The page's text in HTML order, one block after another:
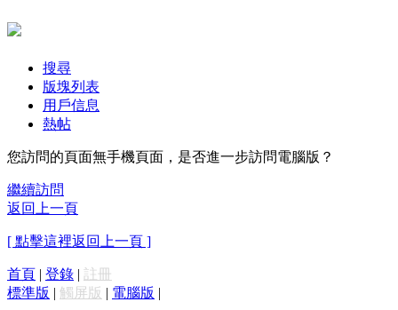
搜尋
版塊列表
用戶信息
熱帖
您訪問的頁面無手機頁面，是否進一步訪問電腦版？
繼續訪問
返回上一頁
[ 點擊這裡返回上一頁 ]
首頁 | 登錄 | 註冊
標準版 | 觸屏版 | 電腦版 |